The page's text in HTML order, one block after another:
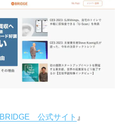
BRIDGE 公式サイト 』